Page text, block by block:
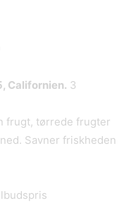
Californien. 3
frugt, tørrede frugter
Savner friskheden